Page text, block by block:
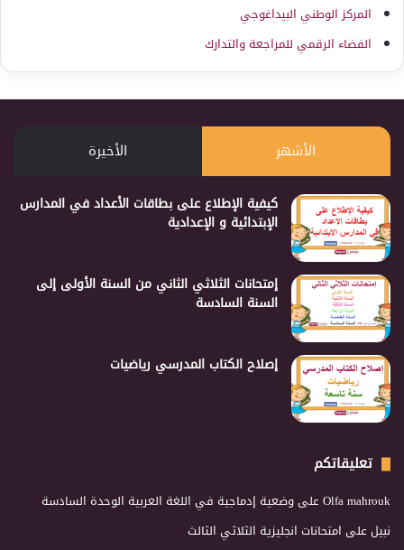
المركز الوطني البيداغوجي
الفضاء الرقمي للمراجعة والتدارك
الأشهر الأخيرة
كيفية الإطلاع على بطاقات الأعداد في المدارس
الإبتدائية و الإعدادية
إمتحانات الثلاثي الثاني من السنة الأولى إلى
السنة السادسة
إصلاح الكتاب المدرسي رياضيات
تعليقاتكم
Olfa mahroukعلى وضعية إدماجية في اللغة العربية الوحدة السادسة
نبيلعلى امتحانات انجليزية الثلاثي الثالث